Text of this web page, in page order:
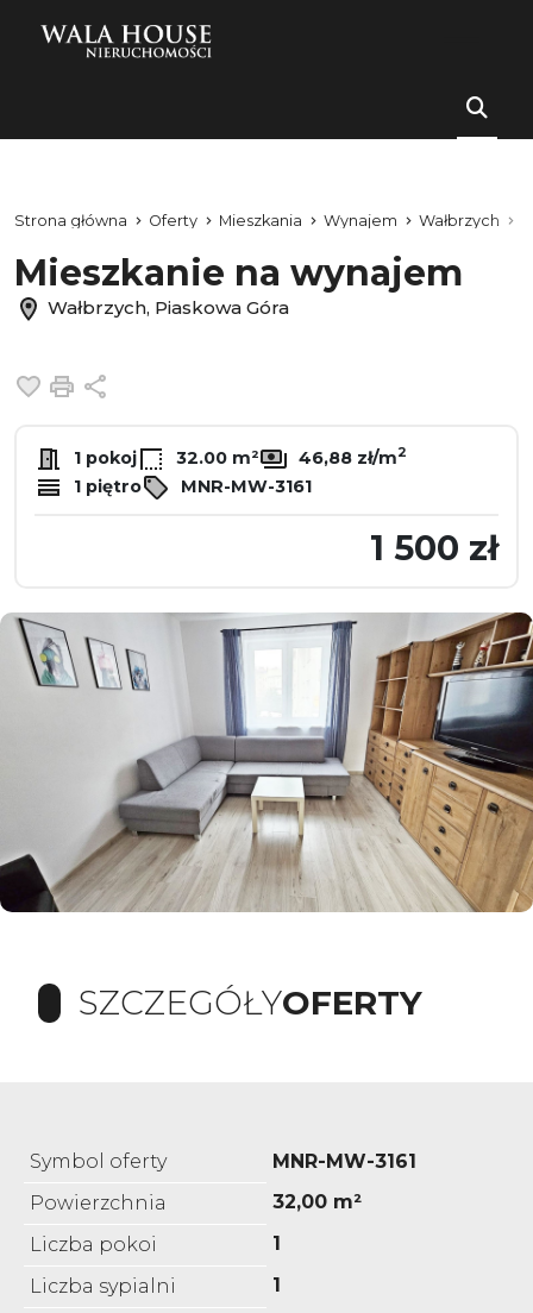
Strona główna Oferty Mieszkania Wynajem Wałbrzych
Mieszkanie na wynajem
Wałbrzych, Piaskowa Góra
Dodaj do ulubionych
Drukuj
1 pokoj 32.00 m² 46,88 zł/m2
1 piętro MNR-MW-3161
1 500 zł
SZCZEGÓŁYOFERTY
Symbol oferty
MNR-MW-3161
Powierzchnia
32,00 m²
Liczba pokoi
1
Liczba sypialni
1